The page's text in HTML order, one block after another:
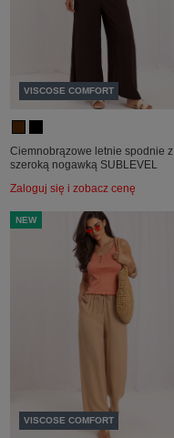
VISCOSE COMFORT
Ciemnobrązowe letnie spodnie z
szeroką nogawką SUBLEVEL
Zaloguj się i zobacz cenę
NEW
VISCOSE COMFORT